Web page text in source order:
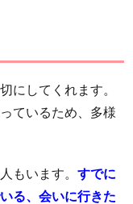
にしてくれます。
ているため、多様
もいます。すでに
る、会いに行きた